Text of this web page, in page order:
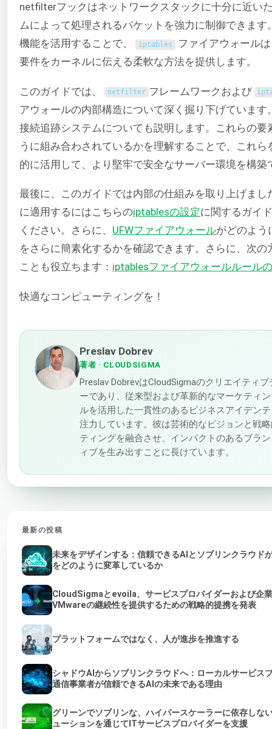
netfilterフックはネットワークスタックに十分に近い
ムによって処理されるパケットを強力に制御できます
機能を活用することで、
iptables ファイアウォール
要件をカーネルに伝える柔軟な方法を提供します。
このガイドでは、 netfilter フレームワークおよび
アウォールの内部構造について深く掘り下げています
接続追跡システムについても説明します。これらの要
うに組み合わされているかを理解することで、これら
的に活用して、より堅牢で安全なサーバー環境を構築
最後に、このガイドでは内部の仕組みを取り上げまし
に適用するにはこちらのiptablesの設定に関するガイ
ください。さらに、 UFWファイアウォールがどのよう
をさらに簡素化するかを確認できます。さらに、次の
ことも役立ちます： iptablesファイアウォールルール
快適なコンピューティングを！
Preslav Dobrev
著者 · CLOUDSIGMA
Preslav DobrevはCloudSigmaのクリエイティ
ーであり、従来型および革新的なマーケティ
ルを活用した一貫性のあるビジネスアイデン
注力しています。彼は芸術的なビジョンと戦
ティングを融合させ、インパクトのあるブラ
ィブを生み出すことに長けています。
最新の投稿
未来をデザインする：信頼できるAIとソブリンクラウド
をどのように変革しているか
CloudSigmaとevoila、サービスプロバイダーおよび企
VMwareの継続性を提供するための戦略的提携を発表
プラットフォームではなく、人が進歩を推進する
シャドウAIからソブリンクラウドへ：ローカルサービス
通信事業者が信頼できるAIの未来である理由
グリーンでソブリンな、ハイパースケーラーに依存しな
ューションを通じてITサービスプロバイダーを支援